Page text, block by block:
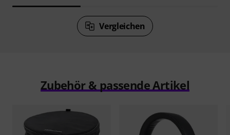
Vergleichen
Zubehör & passende Artikel